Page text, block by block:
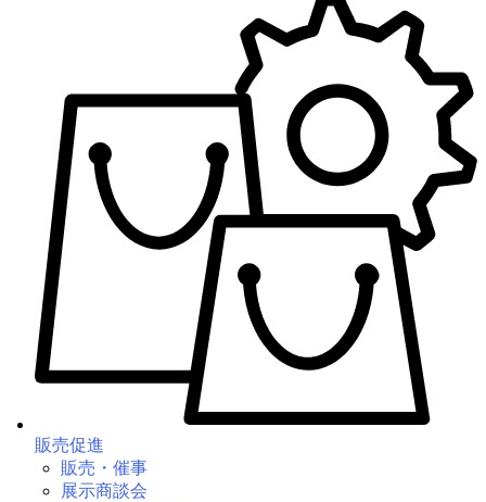
販売促進
販売・催事
展示商談会